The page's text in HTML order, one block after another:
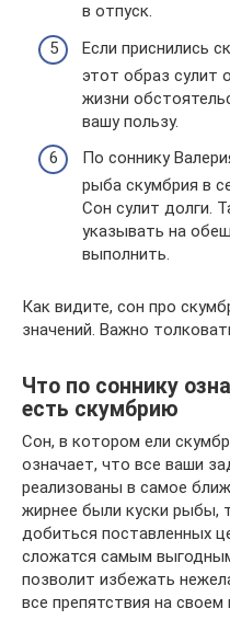
в отпуск.
Если приснились
этот образ сулит
жизни
вашу пользу.
По соннику
рыба скумбрия в
Сон сулит долги.
указывать на
выполнить.
Как видите, сон про
значений. Важно
Что по соннику
есть скумбрию
Сон, в котором ели
означает, что все ваши
реализованы в самое
жирнее были куски рыбы,
добиться поставленных
сложатся самым
позволит избежать
все препятствия на своем